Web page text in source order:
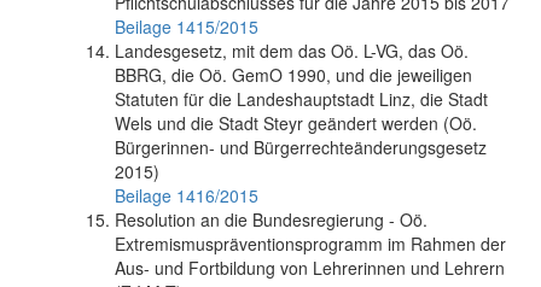
Beilage 1415/2015
Landesgesetz, mit dem das Oö. L-VG, das Oö.
BBRG, die Oö. GemO 1990, und die jeweiligen
Statuten für die Landeshauptstadt Linz, die Stadt
Wels und die Stadt Steyr geändert werden (Oö.
Bürgerinnen- und Bürgerrechteänderungsgesetz
2015)
Beilage 1416/2015
Resolution an die Bundesregierung - Oö.
Extremismuspräventionsprogramm im Rahmen der
Aus- und Fortbildung von Lehrerinnen und Lehrern